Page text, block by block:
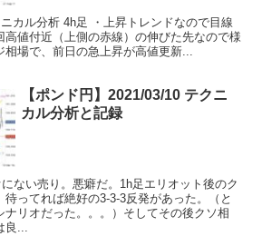
カル分析 4h足 ・上昇トレンドなので目線
高値付近（上側の赤線）の伸びた先なので様
相場で、前日の急上昇が高値更新...
【ポンド円】2021/03/10 テクニ
カル分析と記録
ない売り。悪癖だ。1h足エリオット後のク
待ってれば絶好の3-3-3反発があった。（と
ナリオだった。。。）そしてその後クソ相
良...